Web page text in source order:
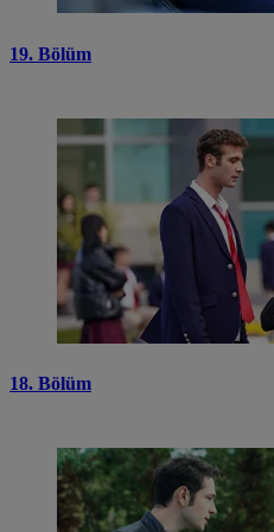
19. Bölüm
18. Bölüm